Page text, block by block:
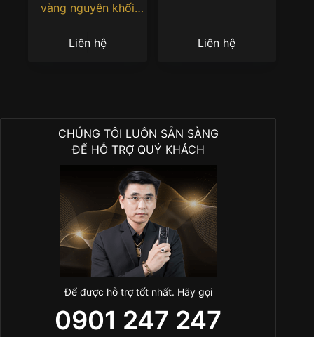
vàng nguyên khối
cương
Liên hệ Liên hệ
CHÚNG TÔI LUÔN SẴN SÀNG
ĐỂ HỖ TRỢ QUÝ KHÁCH
Để được hỗ trợ tốt nhất. Hãy gọi
0901 247 247